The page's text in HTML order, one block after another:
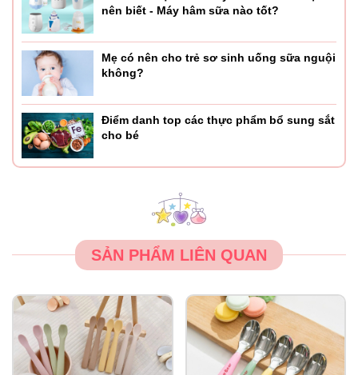
nên biết - Máy hâm sữa nào tốt?
Mẹ có nên cho trẻ sơ sinh uống sữa nguội
không?
Điểm danh top các thực phẩm bổ sung sắt
cho bé
SẢN PHẨM LIÊN QUAN